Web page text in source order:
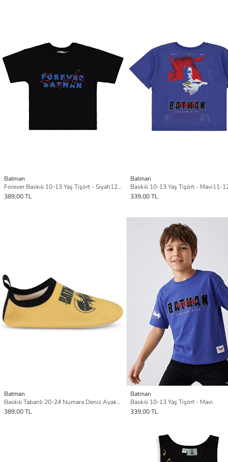
Batman
Forever Baskılı 10-13 Yaş Tişört - Siyah12-13 Yaş
389,00 TL
Batman
Baskılı 10-13 Yaş Tişört - Mavi11-
339,00 TL
Batman
Baskılı Tabanlı 20-24 Numara Deniz Ayakkabısı - Sarı
389,00 TL
Batman
Baskılı 10-13 Yaş Tişört - Mavi
339,00 TL